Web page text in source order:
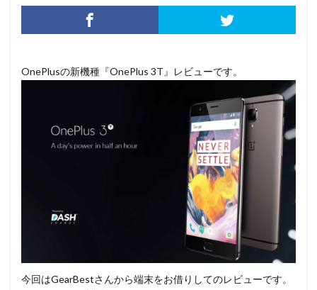
OnePlusの新機種『OnePlus 3T』レビューです。
今回はGearBestさんから端末をお借りしてのレビューです。